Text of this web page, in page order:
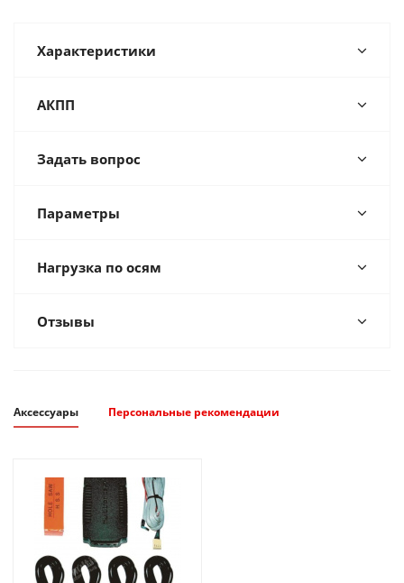
Характеристики
АКПП
Задать вопрос
Параметры
Нагрузка по осям
Отзывы
Аксессуары Персональные рекомендации